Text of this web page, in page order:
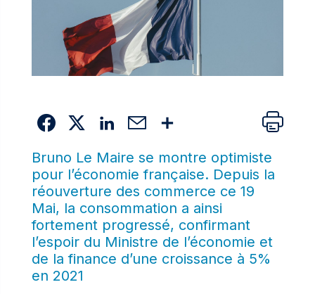
Bruno Le Maire se montre optimiste
pour l’économie française. Depuis la
réouverture des commerce ce 19
Mai, la consommation a ainsi
fortement progressé, confirmant
l’espoir du Ministre de l’économie et
de la finance d’une croissance à 5%
en 2021